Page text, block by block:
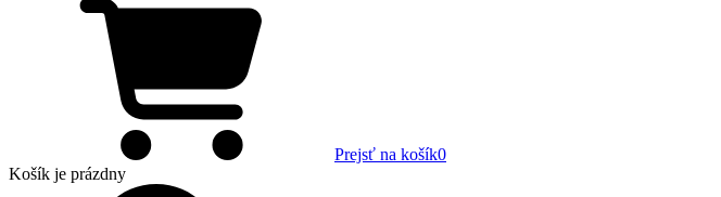
Prejsť na košík0
Košík je prázdny